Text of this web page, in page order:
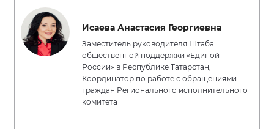
Исаева Анастасия Георгиевна
Заместитель руководителя Штаба
общественной поддержки «Единой
России» в Республике Татарстан,
Координатор по работе с обращениями
граждан Регионального исполнительного
комитета